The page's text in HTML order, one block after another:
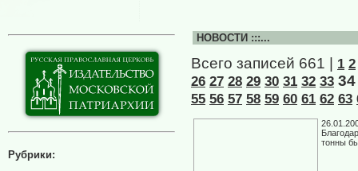
Рубрики:
НОВОСТИ :::...
Всего записей 661 | 1 2
26 27 28 29 30 31 32 33 34
55 56 57 58 59 60 61 62 63
тонны